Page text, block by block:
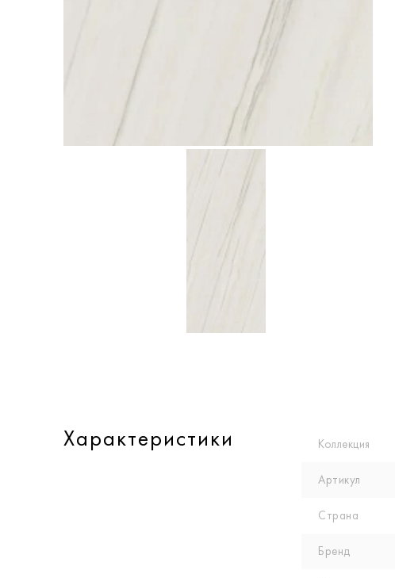
Характеристики Коллекция
Артикул
Страна
Бренд